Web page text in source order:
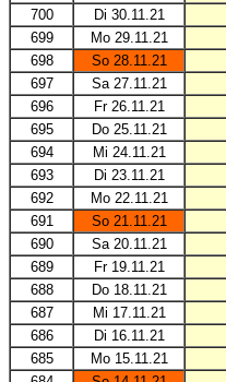
700
Di 30.11.21
699
Mo 29.11.21
698
So 28.11.21
697
Sa 27.11.21
696
Fr 26.11.21
695
Do 25.11.21
694
Mi 24.11.21
693
Di 23.11.21
692
Mo 22.11.21
691
So 21.11.21
690
Sa 20.11.21
689
Fr 19.11.21
688
Do 18.11.21
687
Mi 17.11.21
686
Di 16.11.21
685
Mo 15.11.21